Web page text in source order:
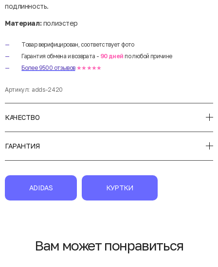
подлинность.
Материал:полиэстер
Товар верифицирован, соответствует фото
Гарантия обмена и возврата - 90 дней по любой причине
Более 9500 отзывов ★★★★★
Артикул: adds-2420
КАЧЕСТВО
ГАРАНТИЯ
ADIDAS КУРТКИ
Вам может понравиться